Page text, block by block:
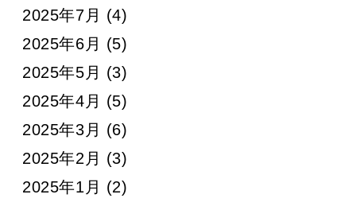
2025年7月 (4)
2025年6月 (5)
2025年5月 (3)
2025年4月 (5)
2025年3月 (6)
2025年2月 (3)
2025年1月 (2)